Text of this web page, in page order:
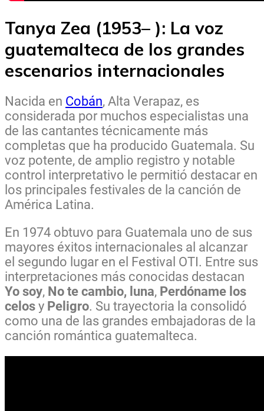
Tanya Zea (1953– ): La voz
guatemalteca de los grandes
escenarios internacionales
Nacida en Cobán, Alta Verapaz, es
considerada por muchos especialistas una
de las cantantes técnicamente más
completas que ha producido Guatemala. Su
voz potente, de amplio registro y notable
control interpretativo le permitió destacar en
los principales festivales de la canción de
América Latina.
En 1974 obtuvo para Guatemala uno de sus
mayores éxitos internacionales al alcanzar
el segundo lugar en el Festival OTI. Entre sus
interpretaciones más conocidas destacan
Yo soy, No te cambio, luna, Perdóname los
celos y Peligro. Su trayectoria la consolidó
como una de las grandes embajadoras de la
canción romántica guatemalteca.